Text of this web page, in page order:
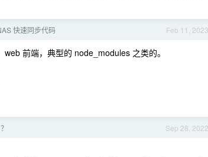
Feb 11, 2023
快速同步代码
前端，典型的 node_modules 之类的。
Sep 28, 2022